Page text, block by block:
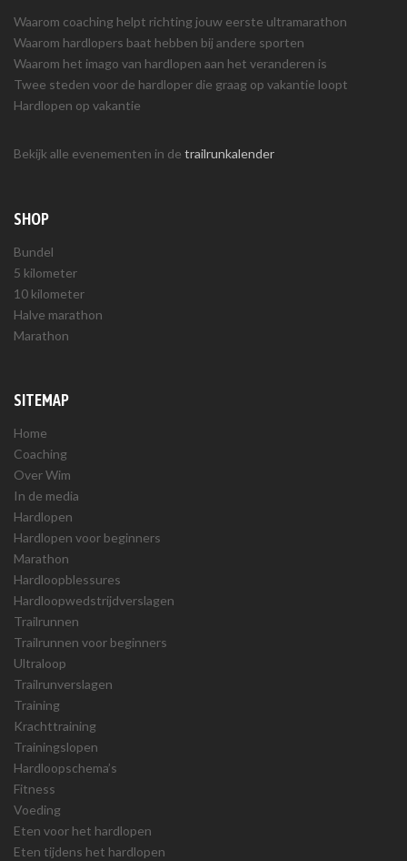
Waarom coaching helpt richting jouw eerste ultramarathon
Waarom hardlopers baat hebben bij andere sporten
Waarom het imago van hardlopen aan het veranderen is
Twee steden voor de hardloper die graag op vakantie loopt
Hardlopen op vakantie
Bekijk alle evenementen in de trailrunkalender
SHOP
Bundel
5 kilometer
10 kilometer
Halve marathon
Marathon
SITEMAP
Home
Coaching
Over Wim
In de media
Hardlopen
Hardlopen voor beginners
Marathon
Hardloopblessures
Hardloopwedstrijdverslagen
Trailrunnen
Trailrunnen voor beginners
Ultraloop
Trailrunverslagen
Training
Krachttraining
Trainingslopen
Hardloopschema’s
Fitness
Voeding
Eten voor het hardlopen
Eten tijdens het hardlopen